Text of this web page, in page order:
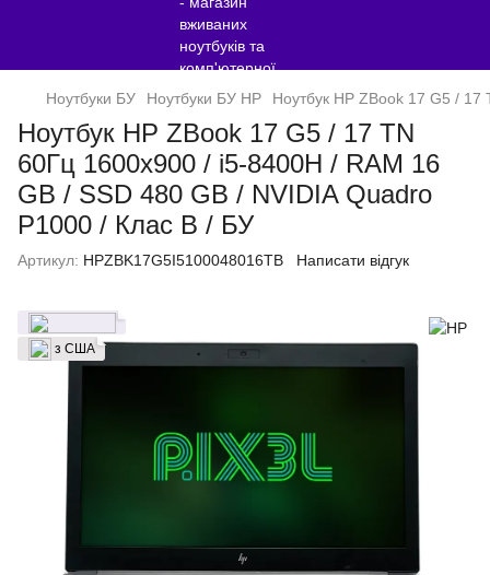
Ноутбуки БУ Ноутбуки БУ HP Ноутбук HP ZBook 17 G5 /
Ноутбук HP ZBook 17 G5 / 17 TN
60Гц 1600x900 / i5-8400H / RAM 16
GB / SSD 480 GB / NVIDIA Quadro
Р1000 / Клас B / БУ
Артикул: HPZBK17G5I5100048016TB Написати відгук
з США